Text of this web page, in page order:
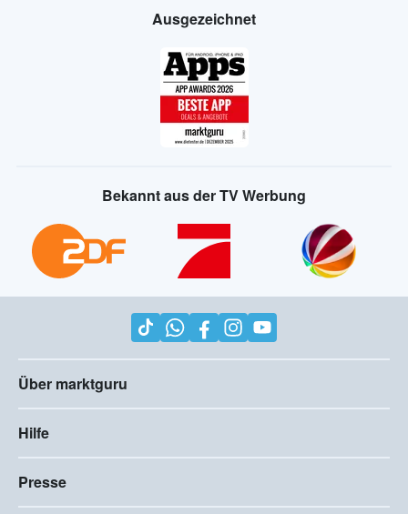
Ausgezeichnet
Bekannt aus der TV Werbung
Über marktguru
Hilfe
Presse